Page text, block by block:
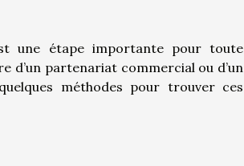
une étape importante pour toute
d’un partenariat commercial ou d’un
méthodes pour trouver ces